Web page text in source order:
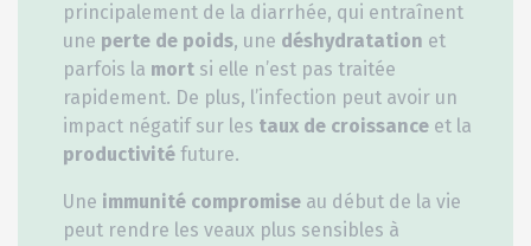
principalement de la diarrhée, qui entraînent
une perte de poids, une déshydratation et
parfois la mort si elle n’est pas traitée
rapidement. De plus, l’infection peut avoir un
impact négatif sur les taux de croissance et la
productivité future.
Une immunité compromise au début de la vie
peut rendre les veaux plus sensibles à